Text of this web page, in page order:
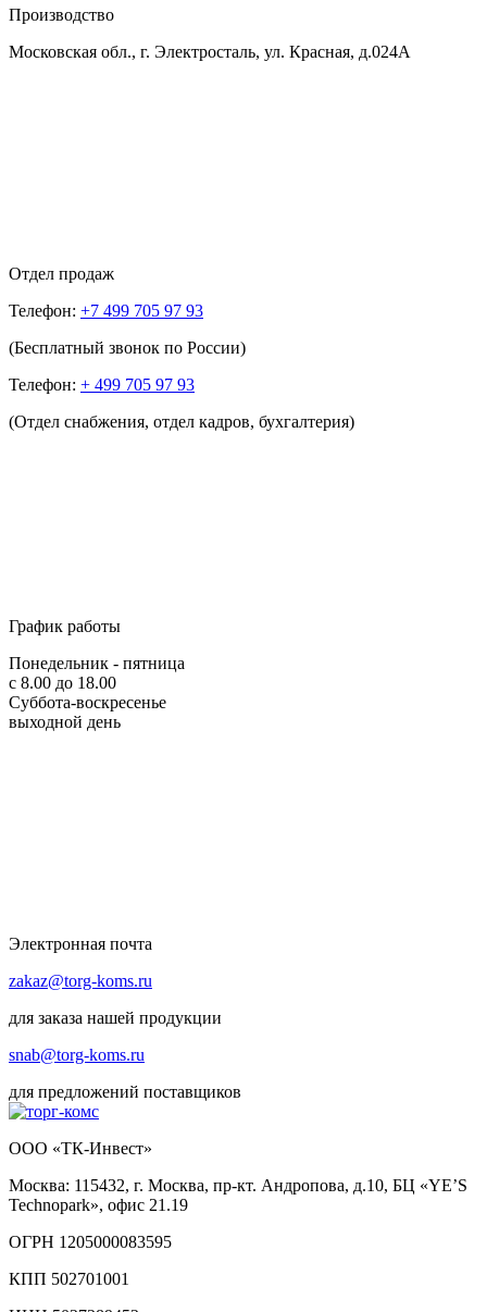
Производство
Московская обл., г. Электросталь, ул. Красная, д.024А
Отдел продаж
Телефон: +7 499 705 97 93
(Бесплатный звонок по России)
Телефон: + 499 705 97 93
(Отдел снабжения, отдел кадров, бухгалтерия)
График работы
Понедельник - пятница
с 8.00 до 18.00
Суббота-воскресенье
выходной день
Электронная почта
zakaz@torg-koms.ru
для заказа нашей продукции
snab@torg-koms.ru
для предложений поставщиков
ООО «ТК-Инвест»
Москва: 115432, г. Москва, пр-кт. Андропова, д.10, БЦ «YE’S
Technopark», офис 21.19
ОГРН 1205000083595
КПП 502701001